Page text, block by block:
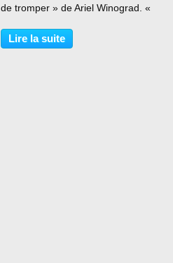
de tromper » de Ariel Winograd. «
couche avec toi, je t’applaudis ! »
Camila et Mateo forment un couple
Lire la suite